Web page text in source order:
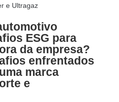
ESG para
da empresa?
enfrentados
marca
e